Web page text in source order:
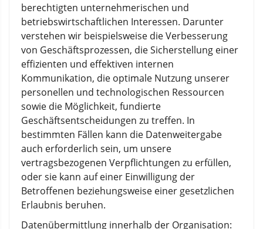
berechtigten unternehmerischen und
betriebswirtschaftlichen Interessen. Darunter
verstehen wir beispielsweise die Verbesserung
von Geschäftsprozessen, die Sicherstellung einer
effizienten und effektiven internen
Kommunikation, die optimale Nutzung unserer
personellen und technologischen Ressourcen
sowie die Möglichkeit, fundierte
Geschäftsentscheidungen zu treffen. In
bestimmten Fällen kann die Datenweitergabe
auch erforderlich sein, um unsere
vertragsbezogenen Verpflichtungen zu erfüllen,
oder sie kann auf einer Einwilligung der
Betroffenen beziehungsweise einer gesetzlichen
Erlaubnis beruhen.
Datenübermittlung innerhalb der Organisation: